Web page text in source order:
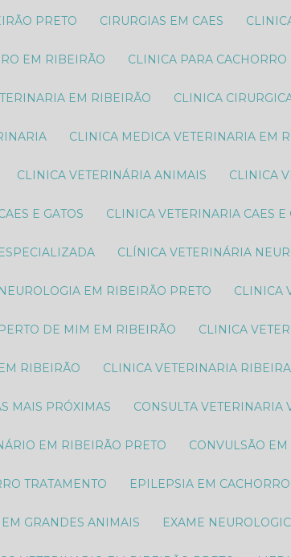
PRETO CIRURGIAS EM CAES
EM RIBEIRÃO CLINICA PARA
EM RIBEIRÃO CLINICA
CLINICA MEDICA VETERINARIA EM
CLINICA VETERINÁRIA ANIMAIS CLINICA
E GATOS CLINICA VETERINARIA CAES
CLÍNICA VETERINÁRIA
EM RIBEIRÃO PRETO
DE MIM EM RIBEIRÃO CLINICA
RIBEIRÃO CLINICA VETERINARIA
MAIS PRÓXIMAS CONSULTA VETERINARIA
EM RIBEIRÃO PRETO CONVULSÃO
TRATAMENTO EPILEPSIA EM
EM GRANDES ANIMAIS​ EXAME